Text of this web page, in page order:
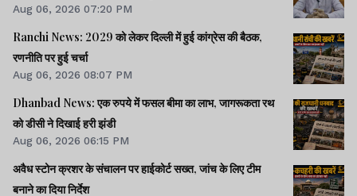
Aug 06, 2026 07:20 PM
Ranchi News: 2029 को लेकर दिल्ली में हुई कांग्रेस की बैठक,
रणनीति पर हुई चर्चा
Aug 06, 2026 08:07 PM
Dhanbad News: एक रुपये में फसल बीमा का लाभ, जागरूकता रथ
को डीसी ने दिखाई हरी झंडी
Aug 06, 2026 06:15 PM
अवैध स्टोन क्रशर के संचालन पर हाईकोर्ट सख्त, जांच के लिए टीम
बनाने का दिया निर्देश